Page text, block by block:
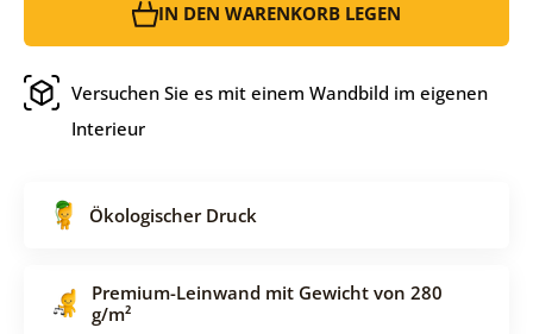
IN DEN WARENKORB LEGEN
Versuchen Sie es mit einem Wandbild im eigenen
Interieur
Ökologischer Druck
Premium-Leinwand mit Gewicht von 280
g/m²